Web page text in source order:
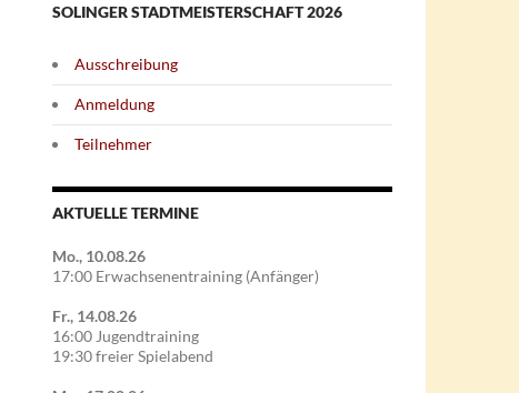
SOLINGER STADTMEISTERSCHAFT 2026
Ausschreibung
Anmeldung
Teilnehmer
AKTUELLE TERMINE
Mo., 10.08.26
17:00 Erwachsenentraining (Anfänger)
Fr., 14.08.26
16:00 Jugendtraining
19:30 freier Spielabend